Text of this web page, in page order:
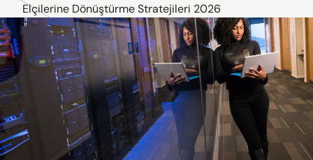
Elçilerine Dönüştürme Stratejileri 2026